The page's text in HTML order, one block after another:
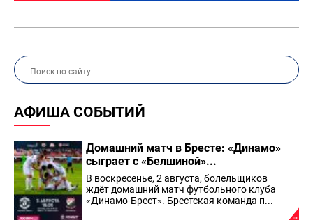
АФИША СОБЫТИЙ
Домашний матч в Бресте: «Динамо»
сыграет с «Белшиной»...
В воскресенье, 2 августа, болельщиков
ждёт домашний матч футбольного клуба
«Динамо-Брест». Брестская команда п...